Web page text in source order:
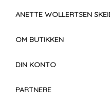
ANETTE WOLLERTSEN
OM BUTIKKEN
DIN KONTO
PARTNERE